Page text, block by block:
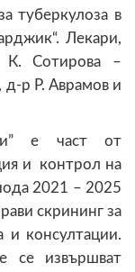
туберкулоза в
Лекари,
К. Сотирова –
д-р Р. Аврамов и
е част от
и контрол на
2021 – 2025
скрининг за
и консултации.
се извършват